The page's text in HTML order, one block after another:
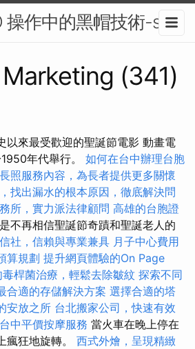
操作中的黑帽技術-seo
(341)
以來最受歡迎的聖誕節電影 動畫電
年代舉行。 如何在台中辦理台胞
長照服務內容，為長者提供更多關懷
找出漏水的根本原因，徹底解決問
所，實力派法律顧問 高雄的台胞證
不再相信聖誕節奇蹟和聖誕老人​​的
社，信賴與專業兼具 月子中心費用
算規劃 提升網頁體驗的On Page
毒桿菌治療，輕鬆去除皺紋 探索不同
合適的存儲解決方案 選擇合適的塔
安放之所 台北搬家公司，快速有效
台中平價按摩服務 當火車在晚上停在
瘋狂地旋轉。 西式外燴，呈現精緻